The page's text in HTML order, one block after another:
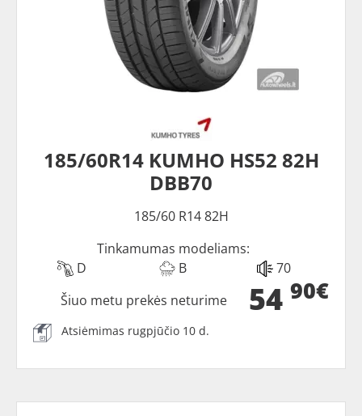
185/60R14 KUMHO HS52 82H
DBB70
185/60 R14 82H
Tinkamumas modeliams:
D
B 70
54 90€
Šiuo metu prekės neturime
Atsiėmimas rugpjūčio 10 d.